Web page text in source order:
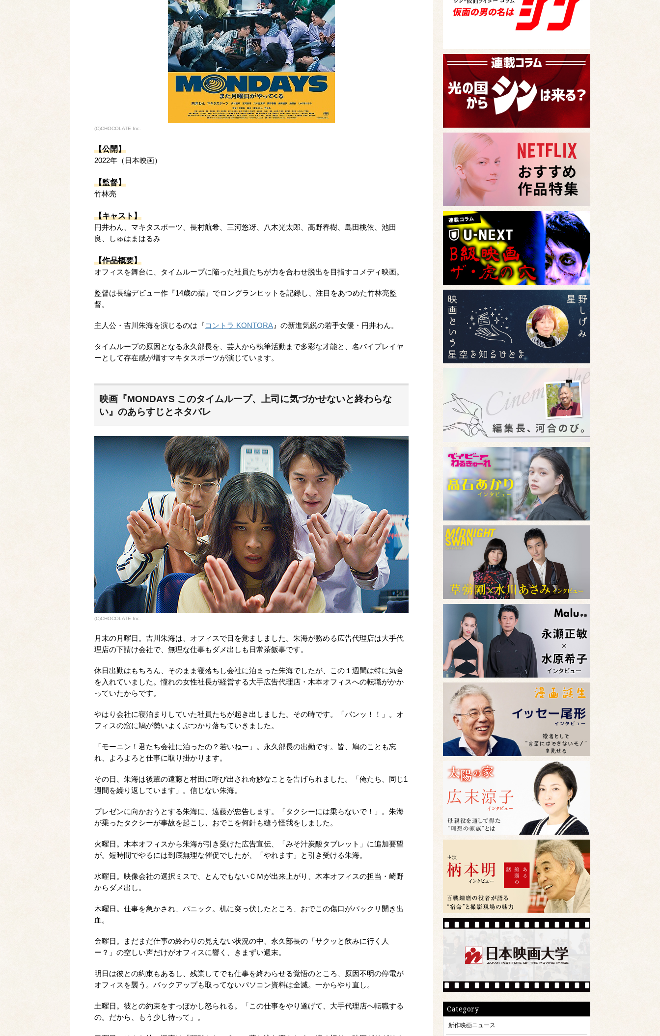
(C)CHOCOLATE Inc.
【公開】
2022年（日本映画）
【監督】
竹林亮
【キャスト】
円井わん、マキタスポーツ、長村航希、三河悠冴、八木光太郎、高野春樹、島田桃依、池田
良、しゅはまはるみ
【作品概要】
オフィスを舞台に、タイムループに陥った社員たちが力を合わせ脱出を目指すコメディ映画。
監督は長編デビュー作『14歳の栞』でロングランヒットを記録し、注目をあつめた竹林亮監
督。
主人公・吉川朱海を演じるのは『コントラ KONTORA 』の新進気鋭の若手女優・円井わん。
タイムループの原因となる永久部長を、芸人から執筆活動まで多彩な才能と、名バイプレイヤ
ーとして存在感が増すマキタスポーツが演じています。
映画『MONDAYS このタイムループ、上司に気づかせないと終わらな
い』のあらすじとネタバレ
(C)CHOCOLATE Inc.
月末の月曜日。吉川朱海は、オフィスで目を覚ましました。朱海が務める広告代理店は大手代
理店の下請け会社で、無理な仕事もダメ出しも日常茶飯事です。
休日出勤はもちろん、そのまま寝落ちし会社に泊まった朱海でしたが、この１週間は特に気合
を入れていました。憧れの女性社長が経営する大手広告代理店・木本オフィスへの転職がかか
っていたからです。
やはり会社に寝泊まりしていた社員たちが起き出しました。その時です。「バンッ！！」。オ
フィスの窓に鳩が勢いよくぶつかり落ちていきました。
「モーニン！君たち会社に泊ったの？若いねー」。永久部長の出勤です。皆、鳩のことも忘
れ、よろよろと仕事に取り掛かります。
その日、朱海は後輩の遠藤と村田に呼び出され奇妙なことを告げられました。「俺たち、同じ1
週間を繰り返しています」。信じない朱海。
プレゼンに向かおうとする朱海に、遠藤が忠告します。「タクシーには乗らないで！」。朱海
が乗ったタクシーが事故を起こし、おでこを何針も縫う怪我をしました。
火曜日。木本オフィスから朱海が引き受けた広告宣伝、「みそ汁炭酸タブレット」に追加要望
が。短時間でやるには到底無理な催促でしたが、「やれます」と引き受ける朱海。
水曜日。映像会社の選択ミスで、とんでもないＣＭが出来上がり、木本オフィスの担当・崎野
からダメ出し。
木曜日。仕事を急かされ、パニック。机に突っ伏したところ、おでこの傷口がパックリ開き出
血。
金曜日。まだまだ仕事の終わりの見えない状況の中、永久部長の「サクッと飲みに行く人
ー？」の空しい声だけがオフィスに響く、きまずい週末。
明日は彼との約束もあるし、残業してでも仕事を終わらせる覚悟のところ、原因不明の停電が
オフィスを襲う。バックアップも取ってないパソコン資料は全滅。一からやり直し。
土曜日。彼との約束をすっぽかし怒られる。「この仕事をやり遂げて、大手代理店へ転職する
の。だから、もう少し待って」。
Category
新作映画ニュース